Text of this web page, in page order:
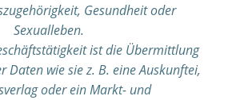
Gesundheit oder
Sexualleben.
ist die Übermittlung
Daten wie sie z. B. eine Auskunftei,
oder ein Markt- und